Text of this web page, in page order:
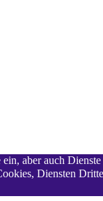
aber auch
Diensten